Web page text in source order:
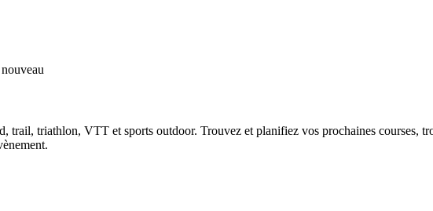
trail, triathlon, VTT et sports outdoor. Trouvez et planifiez vos prochaines courses,